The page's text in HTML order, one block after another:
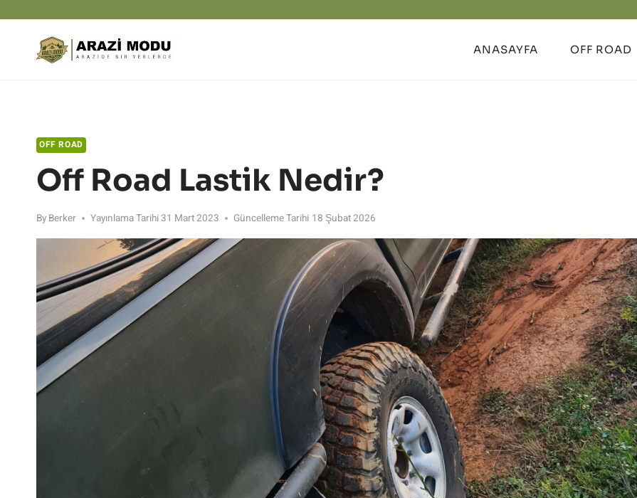
content
ANASAYFA OFF ROAD
OFF ROAD
Off Road Lastik Nedir?
By Berker Yayınlama Tarihi 31 Mart 2023 Güncelleme Tarihi 18 Şubat 2026